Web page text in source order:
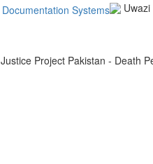
Justice Project Pakistan - Death